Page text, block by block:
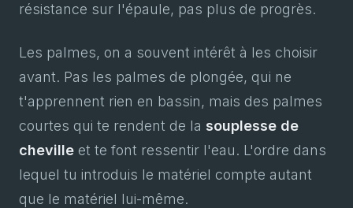
résistance sur l'épaule, pas plus de progrès.
Les palmes, on a souvent intérêt à les choisir
avant. Pas les palmes de plongée, qui ne
t'apprennent rien en bassin, mais des palmes
courtes qui te rendent de la souplesse de
cheville et te font ressentir l'eau. L'ordre dans
lequel tu introduis le matériel compte autant
que le matériel lui-même.